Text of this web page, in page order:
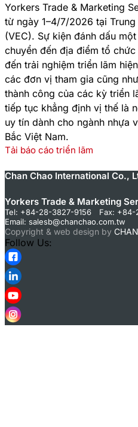
Yorkers Trade & Marketing
từ ngày 1–4/7/2026 tại
(VEC). Sự kiện đánh dấu
chuyển đến địa điểm tổ
đến trải nghiệm triển lãm
các đơn vị tham gia cũng
thành công của các kỳ triển
tiếp tục khẳng định vị thế là
uy tín dành cho ngành nhựa
Bắc Việt Nam.
Tải báo cáo triển lãm
Chan Chao International Co.,
Yorkers Trade & Marketing
Tel: +84-28-3827-9156 Fax: +84-
Email: salesb@chanchao.com.tw
Copyright & web design by
Follow Us: